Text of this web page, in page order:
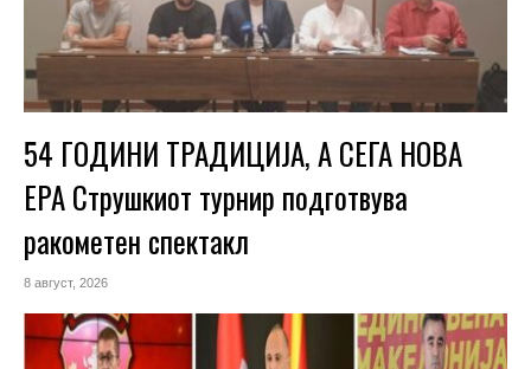
54 ГОДИНИ ТРАДИЦИЈА, А СЕГА НОВА
ЕРА Струшкиот турнир подготвува
ракометен спектакл
8 август, 2026